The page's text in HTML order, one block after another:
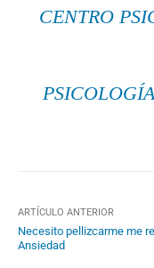
CENTRO
ARTÍCULO ANTERIOR
Necesito pellizcarme me
Ansiedad